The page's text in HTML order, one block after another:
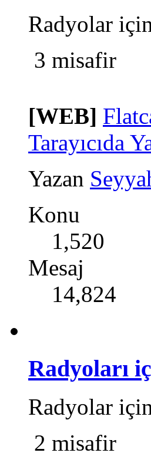
Radyolar
3 misafir
[WEB]
Tarayıcıda
Yazan
Konu
1,520
Mesaj
14,824
Radyoları
Radyolar
2 misafir